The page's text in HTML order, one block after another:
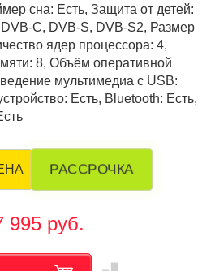
сна: Есть, Защита от детей:
C, DVB-S, DVB-S2, Размер
ядер процессора: 4,
8, Объём оперативной
мультимедиа с USB:
Есть, Bluetooth: Есть,
РАССРОЧКА
995 руб.